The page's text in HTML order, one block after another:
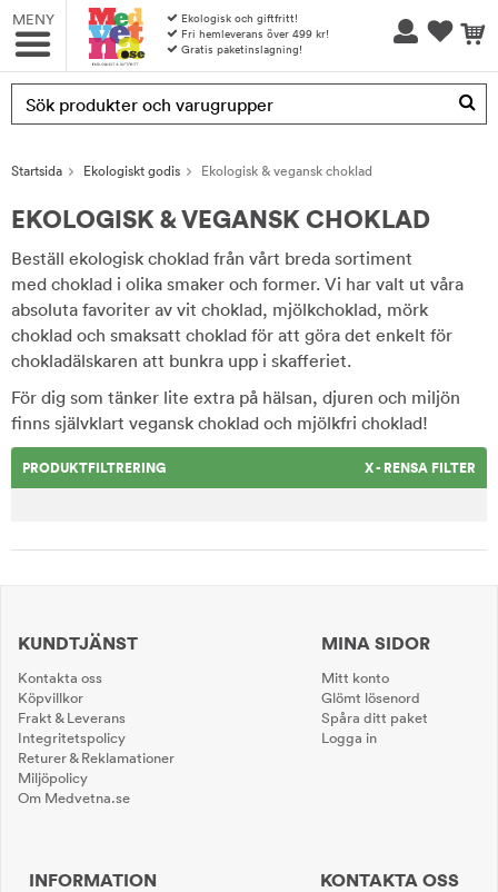
MENY
Ekologisk och giftfritt!
Fri hemleverans över 499 kr!
Gratis paketinslagning!
Produkten har blivit tillagd i varukorgen
Startsida Ekologiskt godis Ekologisk & vegansk choklad
EKOLOGISK & VEGANSK CHOKLAD
Beställ ekologisk choklad från vårt breda sortiment
med choklad i olika smaker och former. Vi har valt ut våra
absoluta favoriter av vit choklad, mjölkchoklad, mörk
choklad och smaksatt choklad för att göra det enkelt för
chokladälskaren att bunkra upp i skafferiet.
För dig som tänker lite extra på hälsan, djuren och miljön
finns självklart vegansk choklad och mjölkfri choklad!
PRODUKTFILTRERING X - RENSA FILTER
KUNDTJÄNST
Kontakta oss
Köpvillkor
Frakt & Leverans
Integritetspolicy
Returer & Reklamationer
Miljöpolicy
Om Medvetna.se
MINA SIDOR
Mitt konto
Glömt lösenord
Spåra ditt paket
Logga in
INFORMATION KONTAKTA OSS